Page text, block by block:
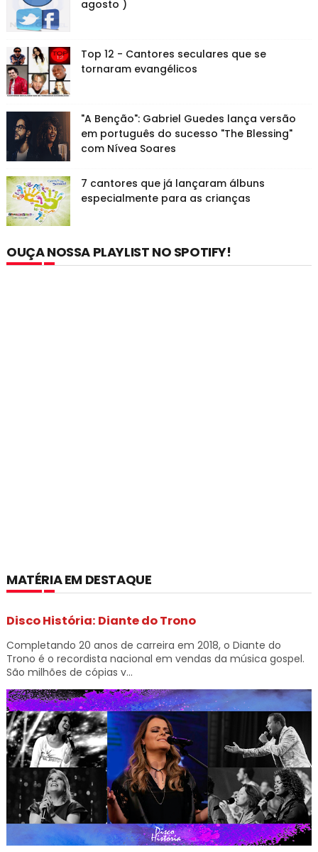
agosto )
Top 12 - Cantores seculares que se
tornaram evangélicos
"A Benção": Gabriel Guedes lança versão
em português do sucesso "The Blessing"
com Nívea Soares
7 cantores que já lançaram álbuns
especialmente para as crianças
OUÇA NOSSA PLAYLIST NO SPOTIFY!
MATÉRIA EM DESTAQUE
Disco História: Diante do Trono
Completando 20 anos de carreira em 2018, o Diante do
Trono é o recordista nacional em vendas da música gospel.
São milhões de cópias v...